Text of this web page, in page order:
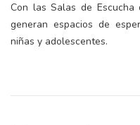
Con las Salas de
generan espacios de
niñas y adolescentes.